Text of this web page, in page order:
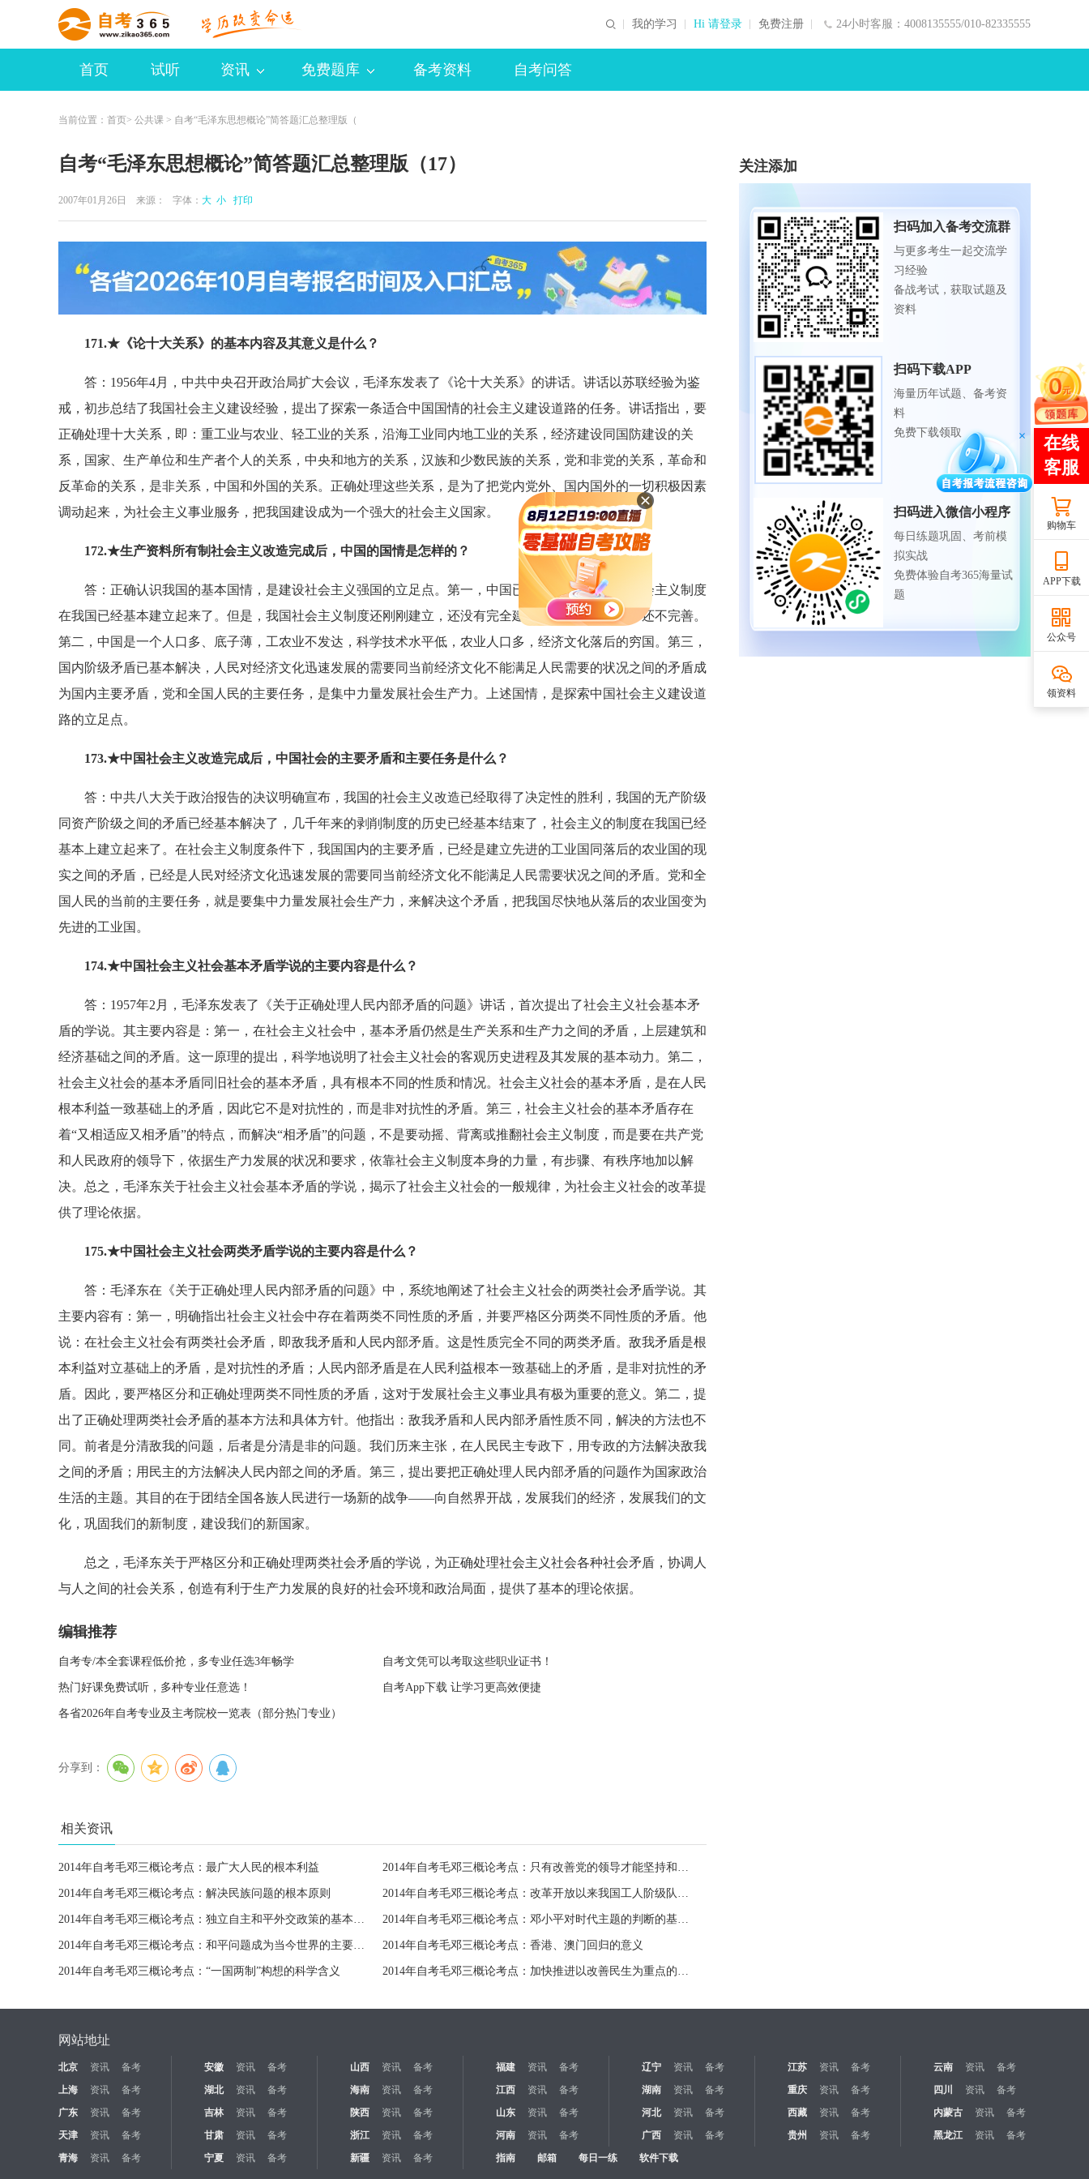
24小时客服：4008135555/010-82335555
我的学习 Hi 请登录 免费注册
首页 试听 资讯 免费题库 备考资料 自考问答
当前位置： 首页> 公共课 > 自考“毛泽东思想概论”简答题汇总整理版（
自考“毛泽东思想概论”简答题汇总整理版（17）
2007年01月26日 来源： 字体： 大 小 打印
171.★《论十大关系》的基本内容及其意义是什么？
答：1956年4月，中共中央召开政治局扩大会议，毛泽东发表了《论十大关系》的讲话。讲话以苏联经验为鉴
戒，初步总结了我国社会主义建设经验，提出了探索一条适合中国国情的社会主义建设道路的任务。讲话指出，要
正确处理十大关系，即：重工业与农业、轻工业的关系，沿海工业同内地工业的关系，经济建设同国防建设的关
系，国家、生产单位和生产者个人的关系，中央和地方的关系，汉族和少数民族的关系，党和非党的关系，革命和
反革命的关系，是非关系，中国和外国的关系。正确处理这些关系，是为了把党内党外、国内国外的一切积极因素
调动起来，为社会主义事业服务，把我国建设成为一个强大的社会主义国家。
172.★生产资料所有制社会主义改造完成后，中国的国情是怎样的？
答：正确认识我国的基本国情，是建设社会主义强国的立足点。第一，中国已经进入社会主义，社会主义制度
在我国已经基本建立起来了。但是，我国社会主义制度还刚刚建立，还没有完全建成，还不完全巩固，还不完善。
第二，中国是一个人口多、底子薄，工农业不发达，科学技术水平低，农业人口多，经济文化落后的穷国。第三，
国内阶级矛盾已基本解决，人民对经济文化迅速发展的需要同当前经济文化不能满足人民需要的状况之间的矛盾成
为国内主要矛盾，党和全国人民的主要任务，是集中力量发展社会生产力。上述国情，是探索中国社会主义建设道
路的立足点。
173.★中国社会主义改造完成后，中国社会的主要矛盾和主要任务是什么？
答：中共八大关于政治报告的决议明确宣布，我国的社会主义改造已经取得了决定性的胜利，我国的无产阶级
同资产阶级之间的矛盾已经基本解决了，几千年来的剥削制度的历史已经基本结束了，社会主义的制度在我国已经
基本上建立起来了。在社会主义制度条件下，我国国内的主要矛盾，已经是建立先进的工业国同落后的农业国的现
实之间的矛盾，已经是人民对经济文化迅速发展的需要同当前经济文化不能满足人民需要状况之间的矛盾。党和全
国人民的当前的主要任务，就是要集中力量发展社会生产力，来解决这个矛盾，把我国尽快地从落后的农业国变为
先进的工业国。
174.★中国社会主义社会基本矛盾学说的主要内容是什么？
答：1957年2月，毛泽东发表了《关于正确处理人民内部矛盾的问题》讲话，首次提出了社会主义社会基本矛
盾的学说。其主要内容是：第一，在社会主义社会中，基本矛盾仍然是生产关系和生产力之间的矛盾，上层建筑和
经济基础之间的矛盾。这一原理的提出，科学地说明了社会主义社会的客观历史进程及其发展的基本动力。第二，
社会主义社会的基本矛盾同旧社会的基本矛盾，具有根本不同的性质和情况。社会主义社会的基本矛盾，是在人民
根本利益一致基础上的矛盾，因此它不是对抗性的，而是非对抗性的矛盾。第三，社会主义社会的基本矛盾存在
着“又相适应又相矛盾”的特点，而解决“相矛盾”的问题，不是要动摇、背离或推翻社会主义制度，而是要在共产党
和人民政府的领导下，依据生产力发展的状况和要求，依靠社会主义制度本身的力量，有步骤、有秩序地加以解
决。总之，毛泽东关于社会主义社会基本矛盾的学说，揭示了社会主义社会的一般规律，为社会主义社会的改革提
供了理论依据。
175.★中国社会主义社会两类矛盾学说的主要内容是什么？
答：毛泽东在《关于正确处理人民内部矛盾的问题》中，系统地阐述了社会主义社会的两类社会矛盾学说。其
主要内容有：第一，明确指出社会主义社会中存在着两类不同性质的矛盾，并要严格区分两类不同性质的矛盾。他
说：在社会主义社会有两类社会矛盾，即敌我矛盾和人民内部矛盾。这是性质完全不同的两类矛盾。敌我矛盾是根
本利益对立基础上的矛盾，是对抗性的矛盾；人民内部矛盾是在人民利益根本一致基础上的矛盾，是非对抗性的矛
盾。因此，要严格区分和正确处理两类不同性质的矛盾，这对于发展社会主义事业具有极为重要的意义。第二，提
出了正确处理两类社会矛盾的基本方法和具体方针。他指出：敌我矛盾和人民内部矛盾性质不同，解决的方法也不
同。前者是分清敌我的问题，后者是分清是非的问题。我们历来主张，在人民民主专政下，用专政的方法解决敌我
之间的矛盾；用民主的方法解决人民内部之间的矛盾。第三，提出要把正确处理人民内部矛盾的问题作为国家政治
生活的主题。其目的在于团结全国各族人民进行一场新的战争——向自然界开战，发展我们的经济，发展我们的文
化，巩固我们的新制度，建设我们的新国家。
总之，毛泽东关于严格区分和正确处理两类社会矛盾的学说，为正确处理社会主义社会各种社会矛盾，协调人
与人之间的社会关系，创造有利于生产力发展的良好的社会环境和政治局面，提供了基本的理论依据。
编辑推荐
自考专/本全套课程低价抢，多专业任选3年畅学 自考文凭可以考取这些职业证书！
热门好课免费试听，多种专业任意选！ 自考App下载 让学习更高效便捷
各省2026年自考专业及主考院校一览表（部分热门专业）
分享到：
相关资讯
2014年自考毛邓三概论考点：最广大人民的根本利益 2014年自考毛邓三概论考点：只有改善党的领导才能坚持和加强党的领导
2014年自考毛邓三概论考点：解决民族问题的根本原则 2014年自考毛邓三概论考点：改革开放以来我国工人阶级队伍的变与不变
2014年自考毛邓三概论考点：独立自主和平外交政策的基本原则 2014年自考毛邓三概论考点：邓小平对时代主题的判断的基本点
2014年自考毛邓三概论考点：和平问题成为当今世界的主要问题依据 2014年自考毛邓三概论考点：香港、澳门回归的意义
2014年自考毛邓三概论考点：“一国两制”构想的科学含义 2014年自考毛邓三概论考点：加快推进以改善民生为重点的社会建设
关注添加
扫码加入备考交流群
与更多考生一起交流学
习经验
备战考试，获取试题及
资料
扫码下载APP
海量历年试题、备考资
料
免费下载领取
扫码进入微信小程序
每日练题巩固、考前模
拟实战
免费体验自考365海量试
题
购物车
APP下载
公众号
领资料
网站地址
北京 资讯 备考 安徽 资讯 备考 山西 资讯 备考 福建 资讯 备考 辽宁 资讯 备考 江苏 资讯 备考 云南 资讯
备考
上海
资讯 备考 湖北 资讯 备考 海南 资讯 备考 江西 资讯 备考 湖南 资讯 备考 重庆 资讯 备考 四川 资讯
备考
广东
资讯 备考 吉林 资讯 备考 陕西 资讯 备考 山东 资讯 备考 河北 资讯 备考 西藏 资讯 备考 内蒙古 资讯
备考
天津
资讯 备考 甘肃 资讯 备考 浙江 资讯 备考 河南 资讯 备考 广西 资讯 备考 贵州 资讯 备考 黑龙江 资讯
备考
青海
资讯 备考 宁夏 资讯 备考 新疆 资讯 备考 指南 邮箱 每日一练 软件下载